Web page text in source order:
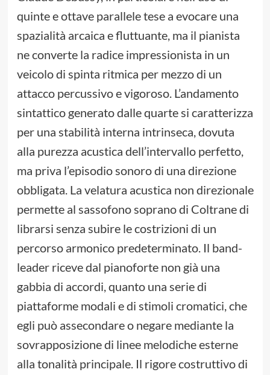
quinte e ottave parallele tese a evocare una
spazialità arcaica e fluttuante, ma il pianista
ne converte la radice impressionista in un
veicolo di spinta ritmica per mezzo di un
attacco percussivo e vigoroso. L’andamento
sintattico generato dalle quarte si caratterizza
per una stabilità interna intrinseca, dovuta
alla purezza acustica dell’intervallo perfetto,
ma priva l’episodio sonoro di una direzione
obbligata. La velatura acustica non direzionale
permette al sassofono soprano di Coltrane di
librarsi senza subire le costrizioni di un
percorso armonico predeterminato. Il band-
leader riceve dal pianoforte non già una
gabbia di accordi, quanto una serie di
piattaforme modali e di stimoli cromatici, che
egli può assecondare o negare mediante la
sovrapposizione di linee melodiche esterne
alla tonalità principale. Il rigore costruttivo di